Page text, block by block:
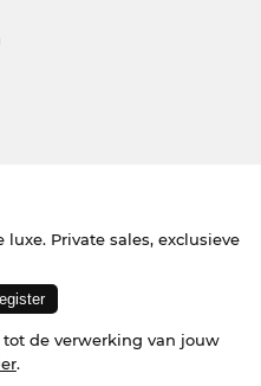
Private sales, exclusieve
de verwerking van jouw
.